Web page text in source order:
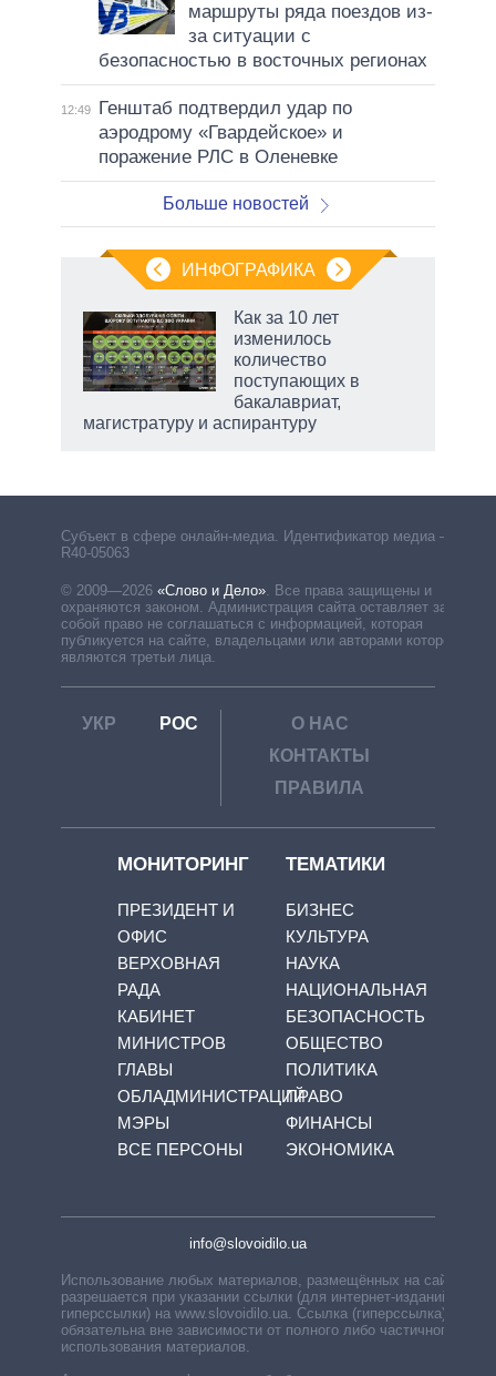
маршруты ряда поездов из-
за ситуации с
безопасностью в восточных регионах
12:49
Генштаб подтвердил удар по
аэродрому «Гвардейское» и
поражение РЛС в Оленевке
Больше новостей
ИНФОГРАФИКА
Как за 10 лет
изменилось
количество
поступающих в
бакалавриат,
магистратуру и аспирантуру
Субъект в сфере онлайн-медиа. Идентификатор медиа –
R40-05063
© 2009—2026 «Слово и Дело». Все права защищены и
охраняются законом. Администрация сайта оставляет за
собой право не соглашаться с информацией, которая
публикуется на сайте, владельцами или авторами которой
являются третьи лица.
УКР РОС
О НАС
КОНТАКТЫ
ПРАВИЛА
МОНИТОРИНГ
ПРЕЗИДЕНТ И
ОФИС
ВЕРХОВНАЯ
РАДА
КАБИНЕТ
МИНИСТРОВ
ГЛАВЫ
ОБЛАДМИНИСТРАЦИЙ
МЭРЫ
ВСЕ ПЕРСОНЫ
ТЕМАТИКИ
БИЗНЕС
КУЛЬТУРА
НАУКА
НАЦИОНАЛЬНАЯ
БЕЗОПАСНОСТЬ
ОБЩЕСТВО
ПОЛИТИКА
ПРАВО
ФИНАНСЫ
ЭКОНОМИКА
info@slovoidilo.ua
Использование любых материалов, размещённых на сайте,
разрешается при указании ссылки (для интернет-изданий —
гиперссылки) на www.slovoidilo.ua. Ссылка (гиперссылка)
обязательна вне зависимости от полного либо частичного
использования материалов.